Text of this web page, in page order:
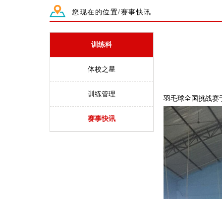
您现在的位置/赛事快讯
训练科
体校之星
训练管理
赛事快讯
羽毛球全国挑战赛